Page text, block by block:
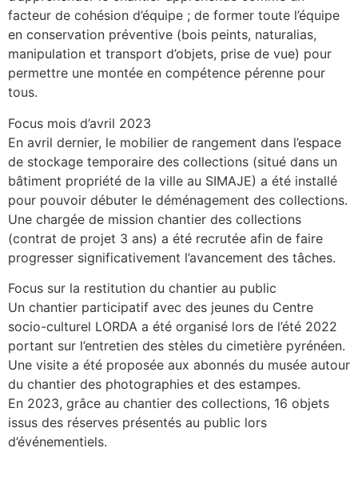
facteur de cohésion d’équipe ; de former toute l’équipe
en conservation préventive (bois peints, naturalias,
manipulation et transport d’objets, prise de vue) pour
permettre une montée en compétence pérenne pour
tous.
Focus mois d’avril 2023
En avril dernier, le mobilier de rangement dans l’espace
de stockage temporaire des collections (situé dans un
bâtiment propriété de la ville au SIMAJE) a été installé
pour pouvoir débuter le déménagement des collections.
Une chargée de mission chantier des collections
(contrat de projet 3 ans) a été recrutée afin de faire
progresser significativement l’avancement des tâches.
Focus sur la restitution du chantier au public
Un chantier participatif avec des jeunes du Centre
socio-culturel LORDA a été organisé lors de l’été 2022
portant sur l’entretien des stèles du cimetière pyrénéen.
Une visite a été proposée aux abonnés du musée autour
du chantier des photographies et des estampes.
En 2023, grâce au chantier des collections, 16 objets
issus des réserves présentés au public lors
d’événementiels.